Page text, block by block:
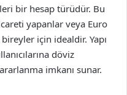
bir hesap türüdür. Bu
yapanlar veya Euro
için idealdir. Yapı
döviz
imkanı sunar.